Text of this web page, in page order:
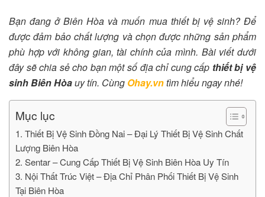
Bạn đang ở Biên Hòa và muốn mua thiết bị vệ sinh? Để
được đảm bảo chất lượng và chọn được những sản phẩm
phù hợp với không gian, tài chính của mình. Bài viết dưới
đây sẽ chia sẻ cho bạn một số địa chỉ cung cấp thiết bị vệ
sinh Biên Hòauy tín. Cùng Ohay.vntìm hiểu ngay nhé!
Mục lục
1. Thiết Bị Vệ Sinh Đồng Nai – Đại Lý Thiết Bị Vệ Sinh Chất
Lượng Biên Hòa
2. Sentar – Cung Cấp Thiết Bị Vệ Sinh Biên Hòa Uy Tín
3. Nội Thất Trúc Việt – Địa Chỉ Phân Phối Thiết Bị Vệ Sinh
Tại Biên Hòa